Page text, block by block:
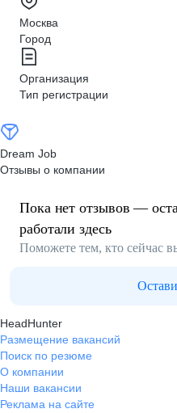
Москва
Город
Организация
Тип регистрации
Dream Job
Отзывы о компании
Пока нет отзывов —
работали здесь
Поможете тем, кто сейчас
HeadHunter
Размещение вакансий
Поиск по резюме
О компании
Наши вакансии
Реклама на сайте